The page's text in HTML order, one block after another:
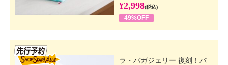
¥2,998(税込)
49%OFF
ラ・バガジェリー 復刻！バ